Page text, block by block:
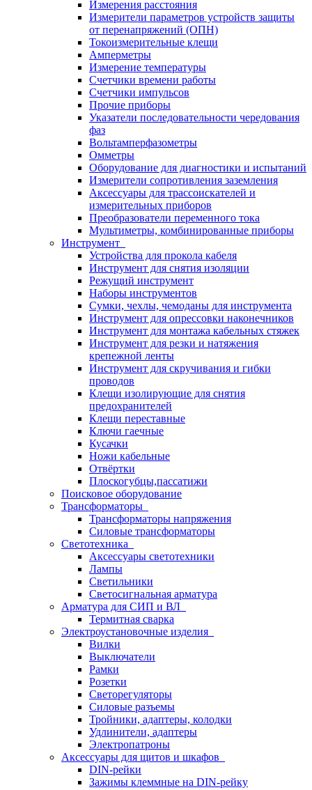
Измерения расстояния
Измерители параметров устройств защиты
от перенапряжений (ОПН)
Токоизмерительные клещи
Амперметры
Измерение температуры
Счетчики времени работы
Счетчики импульсов
Прочие приборы
Указатели последовательности чередования
фаз
Вольтамперфазометры
Омметры
Оборудование для диагностики и испытаний
Измерители сопротивления заземления
Аксессуары для трассоискателей и
измерительных приборов
Преобразователи переменного тока
Мультиметры, комбинированные приборы
Инструмент
Устройства для прокола кабеля
Инструмент для снятия изоляции
Режущий инструмент
Наборы инструментов
Сумки, чехлы, чемоданы для инструмента
Инструмент для опрессовки наконечников
Инструмент для монтажа кабельных стяжек
Инструмент для резки и натяжения
крепежной ленты
Инструмент для скручивания и гибки
проводов
Клещи изолирующие для снятия
предохранителей
Клещи переставные
Ключи гаечные
Кусачки
Ножи кабельные
Отвёртки
Плоскогубцы,пассатижи
Поисковое оборудование
Трансформаторы
Трансформаторы напряжения
Силовые трансформаторы
Светотехника
Аксессуары светотехники
Лампы
Светильники
Светосигнальная арматура
Арматура для СИП и ВЛ
Термитная сварка
Электроустановочные изделия
Вилки
Выключатели
Рамки
Розетки
Светорегуляторы
Силовые разъемы
Тройники, адаптеры, колодки
Удлинители, адаптеры
Электропатроны
Аксессуары для щитов и шкафов
DIN-рейки
Зажимы клеммные на DIN-рейку